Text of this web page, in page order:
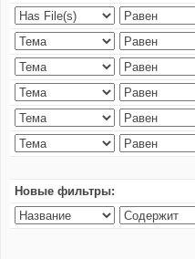
Новые фильтры: